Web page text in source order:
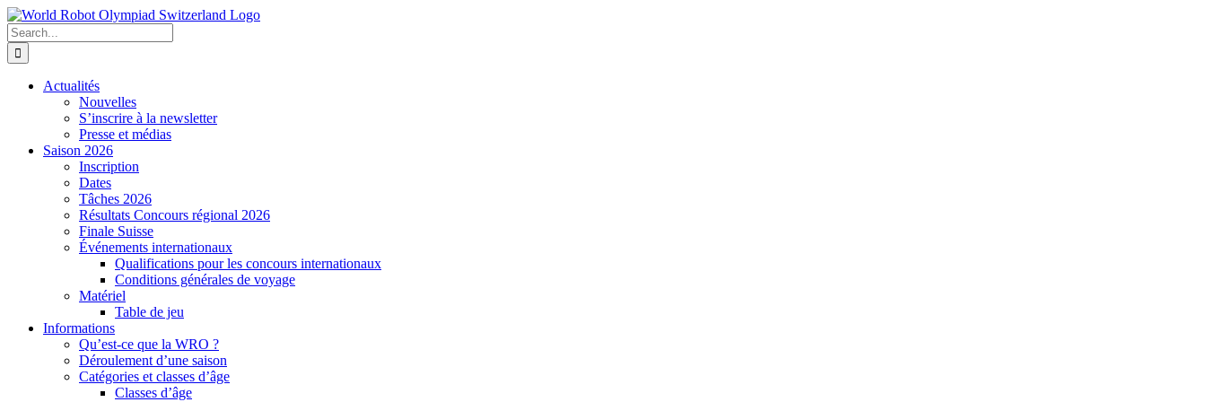
Skip
to
content
Search
for:
Actualités
Nouvelles
S’inscrire à la newsletter
Presse et médias
Saison 2026
Inscription
Dates
Tâches 2026
Résultats Concours régional 2026
Finale Suisse
Événements internationaux
Qualifications pour les concours internationaux
Conditions générales de voyage
Matériel
Table de jeu
Informations
Qu’est-ce que la WRO ?
Déroulement d’une saison
Catégories et classes d’âge
Classes d’âge